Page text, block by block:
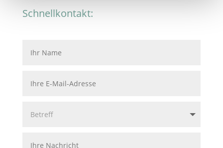
Schnellkontakt: